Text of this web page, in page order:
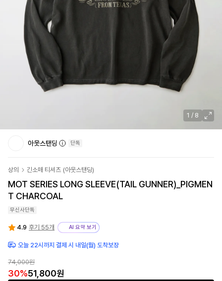
1 / 8
아웃스탠딩 단독
상의 긴소매 티셔츠 (아웃스탠딩)
MOT SERIES LONG SLEEVE(TAIL GUNNER)_PIGMEN
T CHARCOAL
무신사단독
4.9 후기 55개 AI 요약 보기
오늘 22시까지 결제 시 내일(월) 도착보장
74,000원
30%51,800원